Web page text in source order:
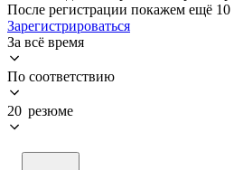
После регистрации покажем ещё
Зарегистрироваться
За всё время
По соответствию
20 резюме